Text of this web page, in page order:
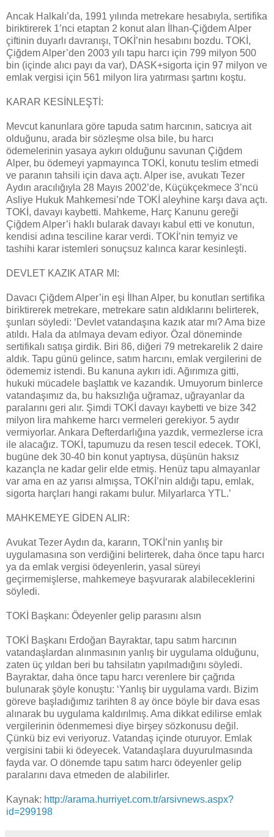
Ancak Halkalı’da, 1991 yılında metrekare hesabıyla, sertifika
biriktirerek 1’nci etaptan 2 konut alan İlhan-Çiğdem Alper
çiftinin duyarlı davranışı, TOKİ’nin hesabını bozdu. TOKİ,
Çiğdem Alper’den 2003 yılı tapu harcı için 799 milyon 500
bin (içinde alıcı payı da var), DASK+sigorta için 97 milyon ve
emlak vergisi için 561 milyon lira yatırması şartını koştu.
KARAR KESİNLEŞTİ:
Mevcut kanunlara göre tapuda satım harcının, satıcıya ait
olduğunu, arada bir sözleşme olsa bile, bu harcı
ödemelerinin yasaya aykırı olduğunu savunan Çiğdem
Alper, bu ödemeyi yapmayınca TOKİ, konutu teslim etmedi
ve paranın tahsili için dava açtı. Alper ise, avukatı Tezer
Aydın aracılığıyla 28 Mayıs 2002’de, Küçükçekmece 3’ncü
Asliye Hukuk Mahkemesi’nde TOKİ aleyhine karşı dava açtı.
TOKİ, davayı kaybetti. Mahkeme, Harç Kanunu gereği
Çiğdem Alper’i haklı bularak davayı kabul etti ve konutun,
kendisi adına tesciline karar verdi. TOKİ’nin temyiz ve
tashihi karar istemleri sonuçsuz kalınca karar kesinleşti.
DEVLET KAZIK ATAR MI:
Davacı Çiğdem Alper’in eşi İlhan Alper, bu konutları sertifika
biriktirerek metrekare, metrekare satın aldıklarını belirterek,
şunları söyledi: ‘Devlet vatandaşına kazık atar mı? Ama bize
atıldı. Hala da atılmaya devam ediyor. Özal döneminde
sertifikalı satışa girdik. Biri 86, diğeri 79 metrekarelik 2 daire
aldık. Tapu günü gelince, satım harcını, emlak vergilerini de
ödememiz istendi. Bu kanuna aykırı idi. Ağırımıza gitti,
hukuki mücadele başlattık ve kazandık. Umuyorum binlerce
vatandaşımız da, bu haksızlığa uğramaz, uğrayanlar da
paralarını geri alır. Şimdi TOKİ davayı kaybetti ve bize 342
milyon lira mahkeme harcı vermeleri gerekiyor. 5 aydır
vermiyorlar. Ankara Defterdarlığına yazdık, vermezlerse icra
ile alacağız. TOKİ, tapumuzu da resen tescil edecek. TOKİ,
bugüne dek 30-40 bin konut yaptıysa, düşünün haksız
kazançla ne kadar gelir elde etmiş. Henüz tapu almayanlar
var ama en az yarısı almışsa, TOKİ’nin aldığı tapu, emlak,
sigorta harçları hangi rakamı bulur. Milyarlarca YTL.’
MAHKEMEYE GİDEN ALIR:
Avukat Tezer Aydın da, kararın, TOKİ’nin yanlış bir
uygulamasına son verdiğini belirterek, daha önce tapu harcı
ya da emlak vergisi ödeyenlerin, yasal süreyi
geçirmemişlerse, mahkemeye başvurarak alabileceklerini
söyledi.
TOKİ Başkanı: Ödeyenler gelip parasını alsın
TOKİ Başkanı Erdoğan Bayraktar, tapu satım harcının
vatandaşlardan alınmasının yanlış bir uygulama olduğunu,
zaten üç yıldan beri bu tahsilatın yapılmadığını söyledi.
Bayraktar, daha önce tapu harcı verenlere bir çağrıda
bulunarak şöyle konuştu: ‘Yanlış bir uygulama vardı. Bizim
göreve başladığımız tarihten 8 ay önce böyle bir dava esas
alınarak bu uygulama kaldırılmış. Ama dikkat edilirse emlak
vergilerinin ödenmemesi diye birşey sözkonusu değil.
Çünkü biz evi veriyoruz. Vatandaş içinde oturuyor. Emlak
vergisini tabii ki ödeyecek. Vatandaşlara duyurulmasında
fayda var. O dönemde tapu satım harcı ödeyenler gelip
paralarını dava etmeden de alabilirler.
Kaynak: http://arama.hurriyet.com.tr/arsivnews.aspx?
id=299198